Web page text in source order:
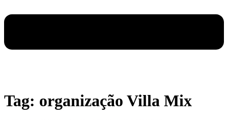
Tag: organização Villa Mix